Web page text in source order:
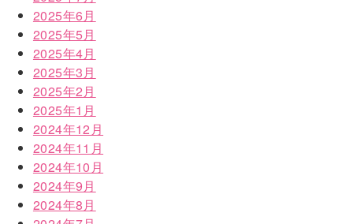
2025年6月
2025年5月
2025年4月
2025年3月
2025年2月
2025年1月
2024年12月
2024年11月
2024年10月
2024年9月
2024年8月